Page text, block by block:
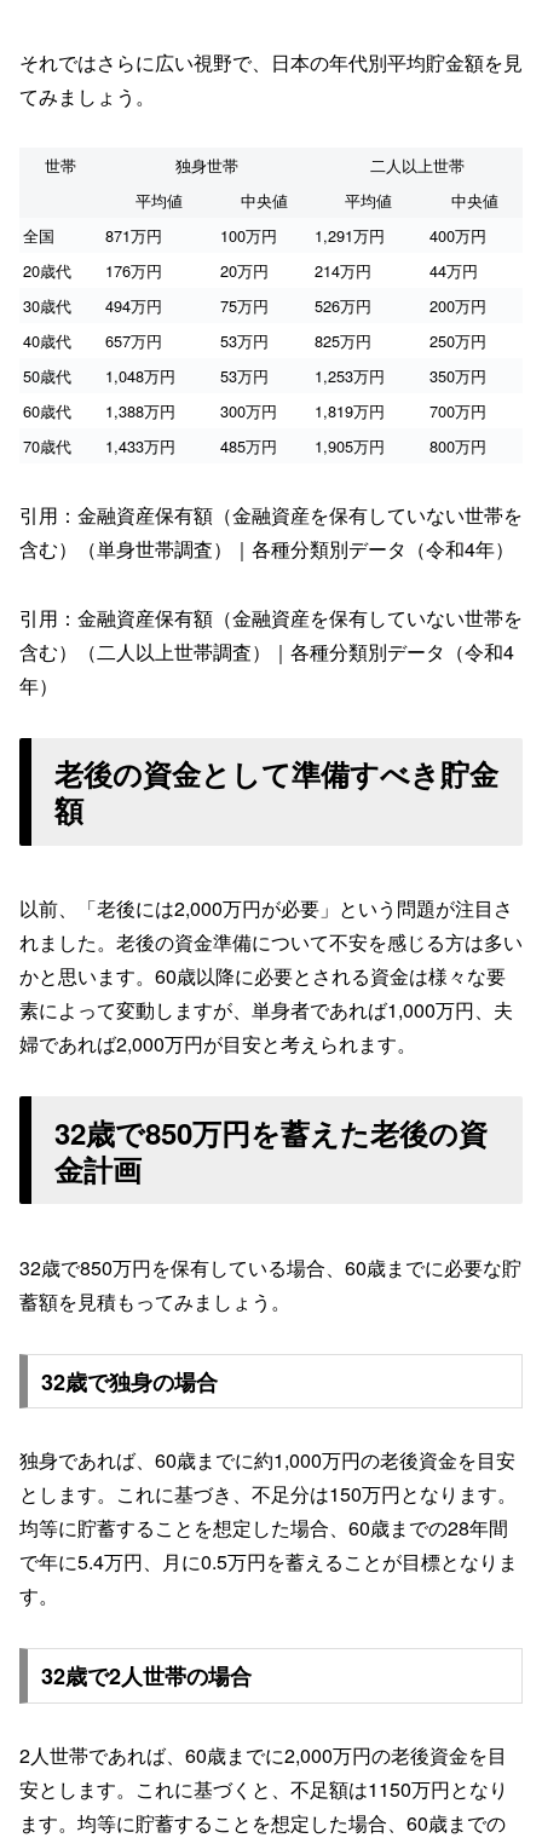
それではさらに広い視野で、日本の年代別平均貯金額を見
てみましょう。
世帯 独身世帯
二人以上世帯
平均値
中央値 平均値
中央値
全国
871万円 100万円 1,291万円
400万円
20歳代
176万円 20万円 214万円
44万円
30歳代
494万円 75万円 526万円
200万円
40歳代
657万円 53万円 825万円
250万円
50歳代
1,048万円 53万円 1,253万円
350万円
60歳代
1,388万円 300万円 1,819万円
700万円
70歳代
1,433万円 485万円 1,905万円 800万円
引用：金融資産保有額（金融資産を保有していない世帯を
含む）（単身世帯調査）｜各種分類別データ（令和4年）
引用：金融資産保有額（金融資産を保有していない世帯を
含む）（二人以上世帯調査）｜各種分類別データ（令和4
年）
老後の資金として準備すべき貯金
額
以前、「老後には2,000万円が必要」という問題が注目さ
れました。老後の資金準備について不安を感じる方は多い
かと思います。60歳以降に必要とされる資金は様々な要
素によって変動しますが、単身者であれば1,000万円、夫
婦であれば2,000万円が目安と考えられます。
32歳で850万円を蓄えた老後の資
金計画
32歳で850万円を保有している場合、60歳までに必要な貯
蓄額を見積もってみましょう。
32歳で独身の場合
独身であれば、60歳までに約1,000万円の老後資金を目安
とします。これに基づき、不足分は150万円となります。
均等に貯蓄することを想定した場合、60歳までの28年間
で年に5.4万円、月に0.5万円を蓄えることが目標となりま
す。
32歳で2人世帯の場合
2人世帯であれば、60歳までに2,000万円の老後資金を目
安とします。これに基づくと、不足額は1150万円となり
ます。均等に貯蓄することを想定した場合、60歳までの